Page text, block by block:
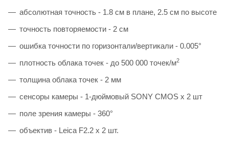
абсолютная точность - 1.8 см в плане, 2.5 см по высоте
точность повторяемости - 2 см
ошибка точности по горизонтали/вертикали - 0.005°
плотность облака точек - до 500 000 точек/м2
толщина облака точек - 2 мм
сенсоры камеры - 1-дюймовый SONY CMOS х 2 шт
поле зрения камеры - 360°
объектив - Leica F2.2 х 2 шт.